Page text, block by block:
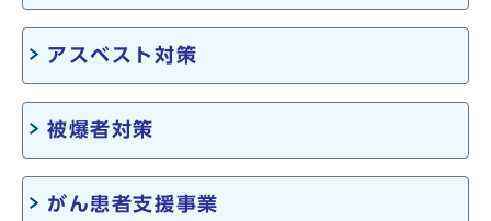
アスベスト対策
被爆者対策
がん患者支援事業